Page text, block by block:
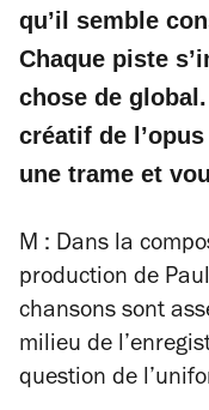
qu’il semble
Chaque piste
chose de
créatif de
une trame et
M : Dans la
production de
chansons sont
milieu de
question de